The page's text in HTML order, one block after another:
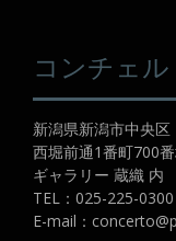
コンチェル
新潟県新潟市中央区
西堀前通1番町700
ギャラリー 蔵織 内
TEL： 025-225-0300
E-mail：